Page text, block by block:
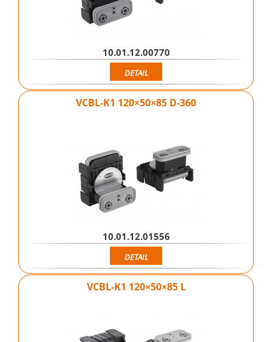
10.01.12.00770
DETAIL
VCBL-K1 120×50×85 D-360
10.01.12.01556
DETAIL
VCBL-K1 120×50×85 L